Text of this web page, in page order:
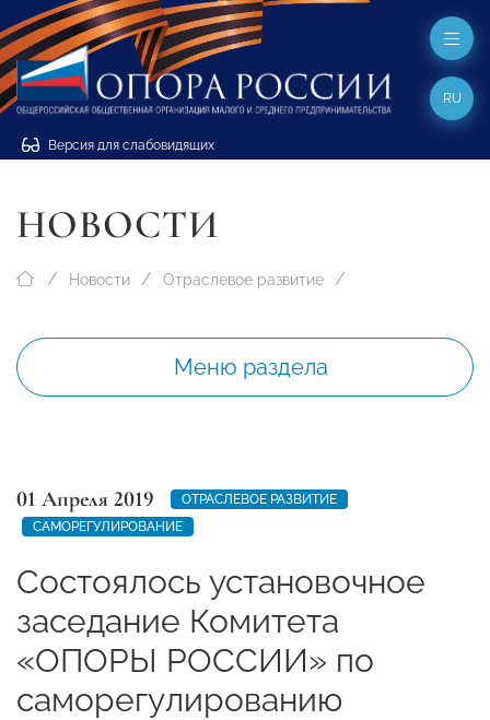
Версия для слабовидящих
RU
НОВОСТИ
Новости Отраслевое развитие
Меню раздела
01 Апреля 2019
ОТРАСЛЕВОЕ РАЗВИТИЕ
САМОРЕГУЛИРОВАНИЕ
Состоялось установочное
заседание Комитета
«ОПОРЫ РОССИИ» по
саморегулированию